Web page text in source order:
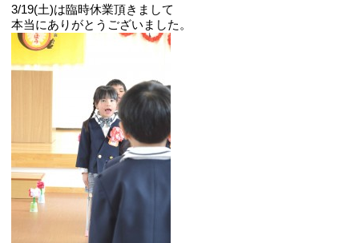
3/19(土)は臨時休業頂きまして
本当にありがとうございました。